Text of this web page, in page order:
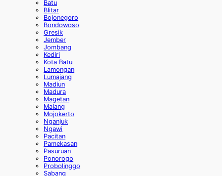
Batu
Blitar
Bojonegoro
Bondowoso
Gresik
Jember
Jombang
Kediri
Kota Batu
Lamongan
Lumajang
Madiun
Madura
Magetan
Malang
Mojokerto
Nganjuk
Ngawi
Pacitan
Pamekasan
Pasuruan
Ponorogo
Probolinggo
Sabang